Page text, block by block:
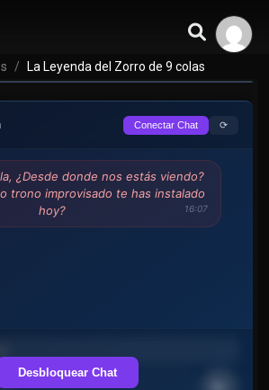
La Leyenda del Zorro de 9 colas
Conectar Chat ⟳
¿Desde donde nos estás viendo?
trono improvisado te has instalado
hoy?
16:07
Desbloquear Chat